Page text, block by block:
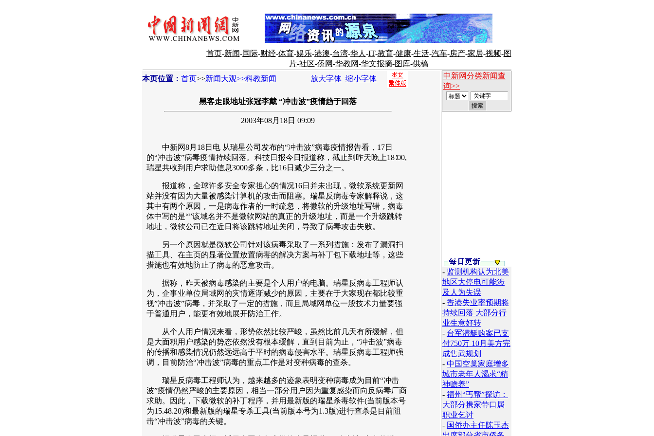
首页-新闻-国际-财经-体育-娱乐-港澳-台湾-华人 -IT-教育-健康-生活-汽车-房产-家居-视频-图
片-社区-侨网-华教网-华文报摘-图库-供稿
本页位置： 首页>>新闻大观>>科教新闻 放大字体 缩小字体
黑客走眼地址张冠李戴 “冲击波”疫情趋于回落
2003年08月18日 09:09
中新网8月18日电 从瑞星公司发布的“冲击波”病毒疫情报告看，17日
的“冲击波”病毒疫情持续回落。科技日报今日报道称，截止到昨天晚上18∶00,
瑞星共收到用户求助信息3000多条，比16日减少三分之一。
报道称，全球许多安全专家担心的情况16日并未出现，微软系统更新网
站并没有因为大量被感染计算机的攻击而阻塞。瑞星反病毒专家解释说，这
其中有两个原因，一是病毒作者的一时疏忽，将微软的升级地址写错，病毒
体中写的是“”该域名并不是微软网站的真正的升级地址，而是一个升级跳转
地址，微软公司已在近日将该跳转地址关闭，导致了病毒攻击失败。
另一个原因就是微软公司针对该病毒采取了一系列措施：发布了漏洞扫
描工具、在主页的显著位置放置病毒的解决方案与补丁包下载地址等，这些
措施也有效地防止了病毒的恶意攻击。
据称，昨天被病毒感染的主要是个人用户的电脑。瑞星反病毒工程师认
为，企事业单位局域网的灾情逐渐减少的原因，主要在于大家现在都比较重
视”冲击波”病毒，并采取了一定的措施，而且局域网单位一般技术力量要强
于普通用户，能更有效地展开防治工作。
从个人用户情况来看，形势依然比较严峻，虽然比前几天有所缓解，但
是大面积用户感染的势态依然没有根本缓解，直到目前为止，“冲击波”病毒
的传播和感染情况仍然远远高于平时的病毒侵害水平。瑞星反病毒工程师强
调，目前防治“冲击波”病毒的重点工作是对变种病毒的查杀。
瑞星反病毒工程师认为，越来越多的迹象表明变种病毒成为目前“冲击
波”疫情仍然严峻的主要原因，相当一部分用户因为重复感染而向反病毒厂商
求助。因此，下载微软的补丁程序，并用最新版的瑞星杀毒软件(当前版本号
为15.48.20)和最新版的瑞星专杀工具(当前版本号为1.3版)进行查杀是目前阻
击“冲击波”病毒的关键。
中新网分类新闻查
询>>
- 监测机构认为北美
地区大停电可能涉
及人为失误
- 香港失业率预期将
持续回落 大部分行
业生意好转
- 台军潜艇购案已支
付750万 10月美方完
成售武规划
- 中国空巢家庭增多
城市老年人渴求“精
神赡养”
- 福州“丐帮”探访：
大部分携家带口属
职业乞讨
- 国侨办主任陈玉杰